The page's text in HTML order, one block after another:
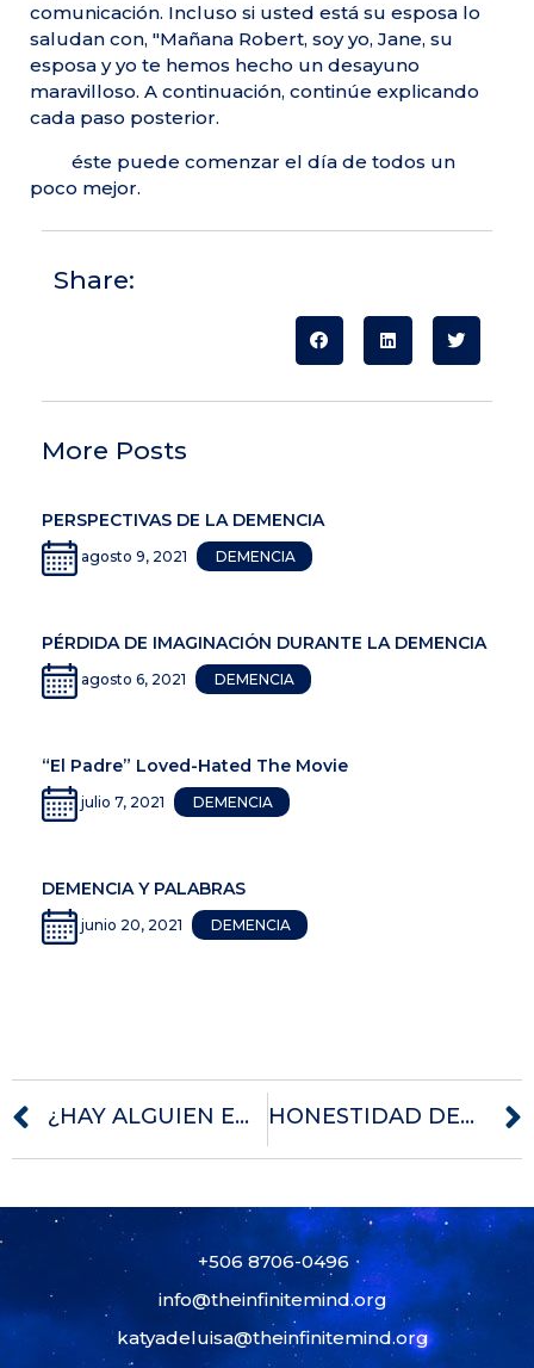
comunicación. Incluso si usted está su esposa lo
saludan con, "Mañana Robert, soy yo, Jane, su
esposa y yo te hemos hecho un desayuno
maravilloso. A continuación, continúe explicando
cada paso posterior.
éste puede comenzar el día de todos un
poco mejor.
Share:
More Posts
PERSPECTIVAS DE LA DEMENCIA
agosto 9, 2021 DEMENCIA
PÉRDIDA DE IMAGINACIÓN DURANTE LA DEMENCIA
agosto 6, 2021 DEMENCIA
“El Padre” Loved-Hated The Movie
julio 7, 2021 DEMENCIA
DEMENCIA Y PALABRAS
junio 20, 2021 DEMENCIA
¿HAY ALGUIEN EN CASA? HONESTIDAD DESPUÉS DEL DIAGNÓSTICO
+506 8706-0496
info@theinfinitemind.org
katyadeluisa@theinfinitemind.org